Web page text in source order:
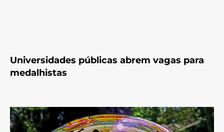
Universidades públicas abrem vagas para
medalhistas